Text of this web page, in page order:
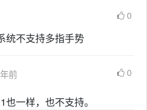
0
统不支持多指手势
前 0
也一样，也不支持。